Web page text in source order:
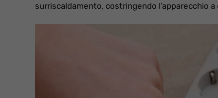
surriscaldamento, costringendo l’apparecchio